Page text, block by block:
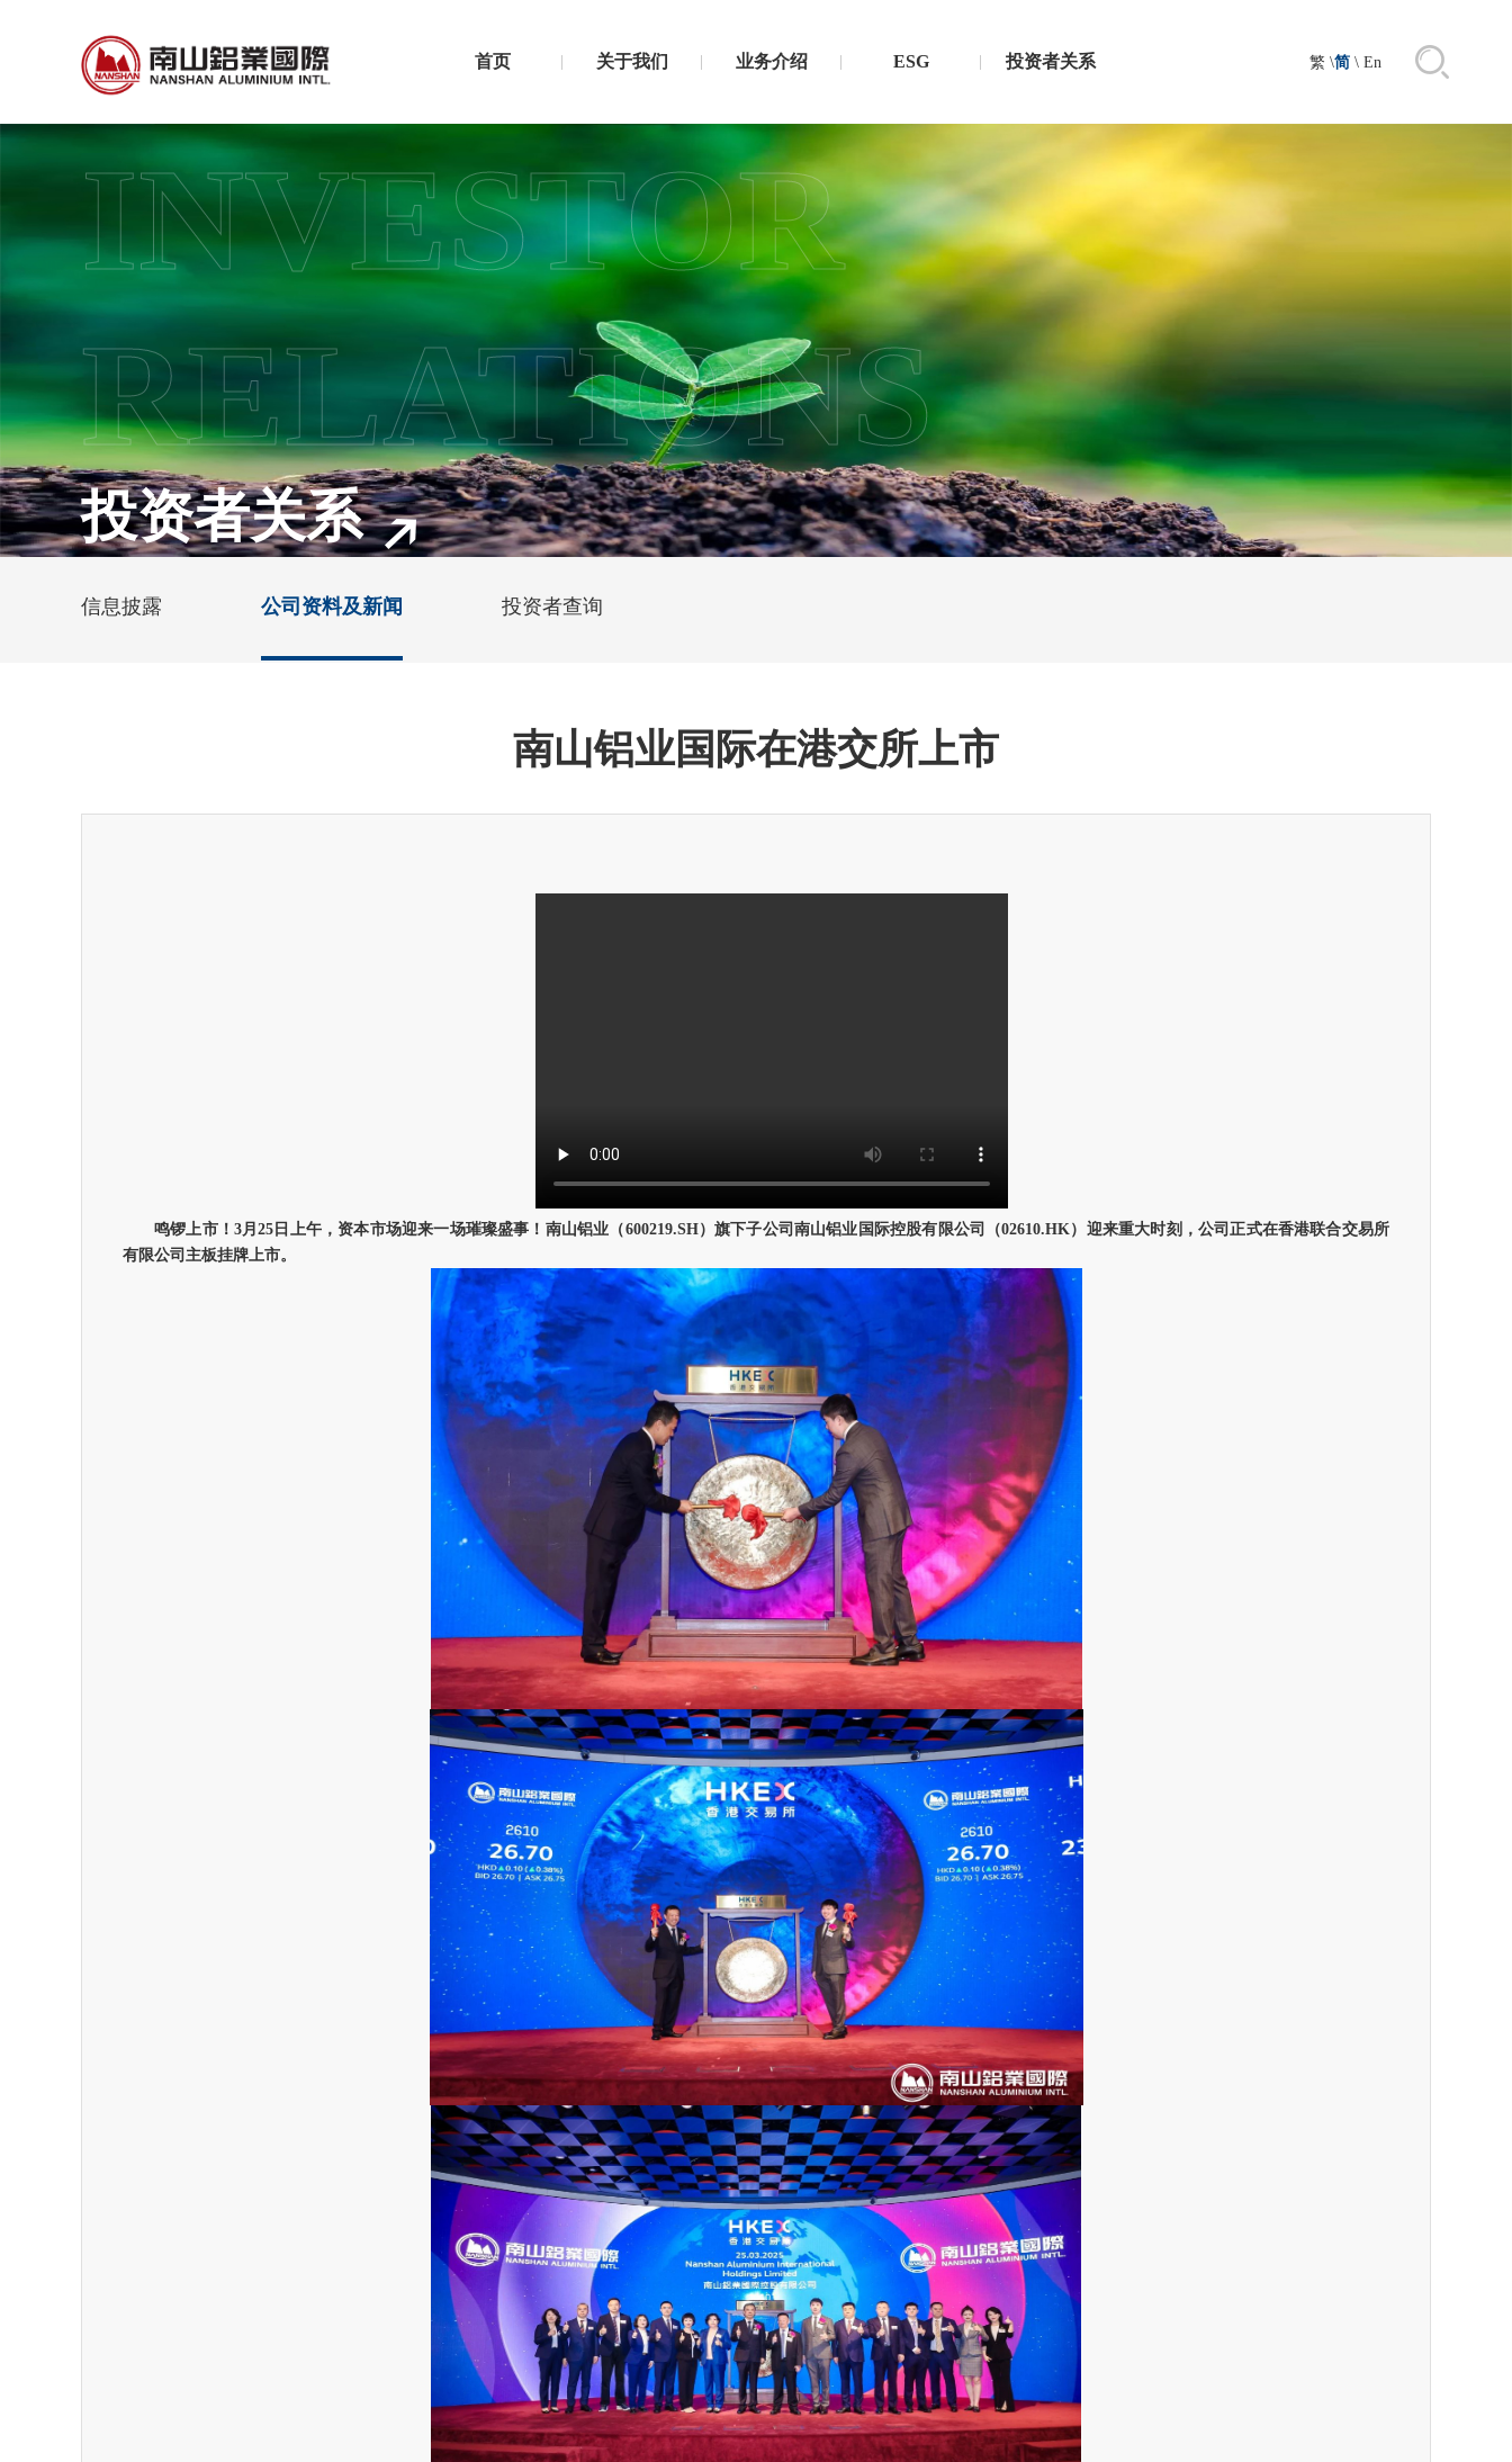
首页 关于我们 业务介绍 ESG 投资者关系 繁 \简 \ En
INVESTOR
RELATIONS
投资者关系
信息披露 公司资料及新闻 投资者查询
南山铝业国际在港交所上市
鸣锣上市！ 3月25 日上午，资本市场迎来一场璀璨盛事！南山铝业（600219.SH）旗下子公司南山铝业国际控股有限公司（02610.HK）迎来重大时刻，公司正式在香港联合交易所
有限公司主板挂牌上市。